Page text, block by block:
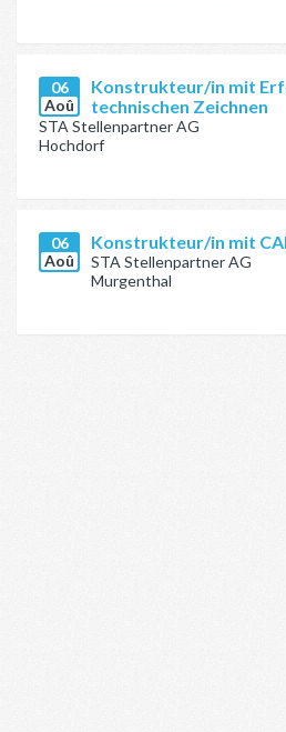
06
Aoû
Konstrukteur/in mit
technischen Zeichnen
STA Stellenpartner AG
Hochdorf
06
Aoû
Konstrukteur/in mit
STA Stellenpartner AG
Murgenthal